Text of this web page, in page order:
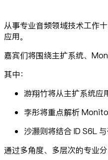
从事专业音频领域技术工作
应用。
嘉宾们将围绕主扩系统、
其中：
游翔竹将从主扩系统应
李彤将重点解析
沙灏则将结合 ID S6L
通过多角度、多层次的专业